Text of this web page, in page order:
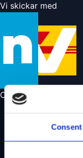
Consent
Vi skickar med
Om oss
Vår butik
Hitta showroom